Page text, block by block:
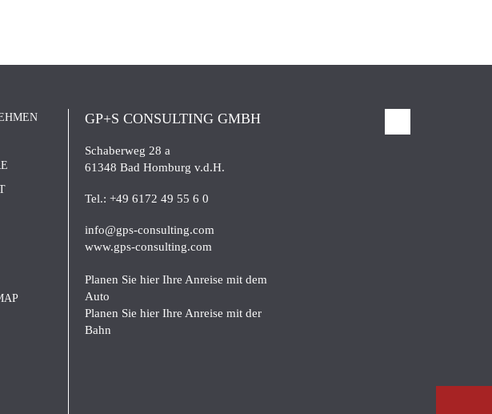
GP+S CONSULTING GMBH
Schaberweg 28 a
61348 Bad Homburg v.d.H.
Tel.: +49 6172 49 55 6 0
info@gps-consulting.com
www.gps-consulting.com
Planen Sie hier Ihre Anreise mit dem
Auto
Planen Sie hier Ihre Anreise mit der
Bahn